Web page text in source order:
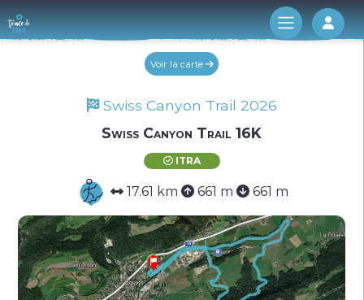
Log
Voir la carte
Swiss Canyon Trail 2026
Swiss Canyon Trail 16K
ITRA
17.61 km 661 m 661 m